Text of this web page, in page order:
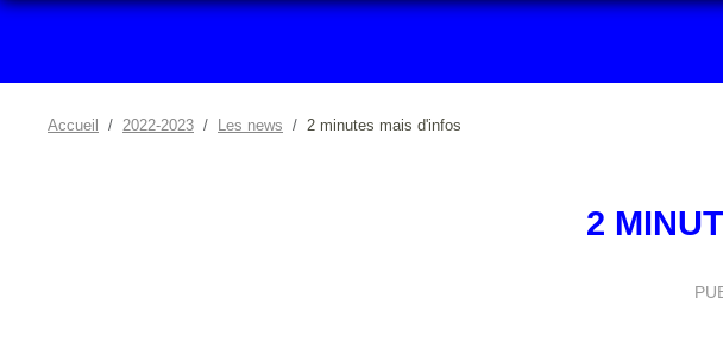
Accueil 2022-2023 Les news 2 minutes mais d'infos
2